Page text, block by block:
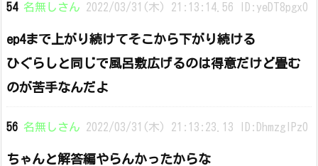
54 名無しさん 2022/03/31(木) 21:13:14.56 ID:yeDT8pgx0
ep4まで上がり続けてそこから下がり続ける
ひぐらしと同じで風呂敷広げるのは得意だけど畳む
のが苦手なんだよ
56 名無しさん 2022/03/31(木) 21:13:23.13 ID:DhmzgIPz0
ちゃんと解答編やらんかったからな